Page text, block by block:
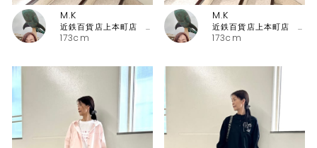
173cm
M.K
近鉄百貨店上本町店 ピッコーネ・ピッコーネクラブ
173cm
M.K
近鉄百貨店上本町店 ピッコーネ・ピッコーネクラブ